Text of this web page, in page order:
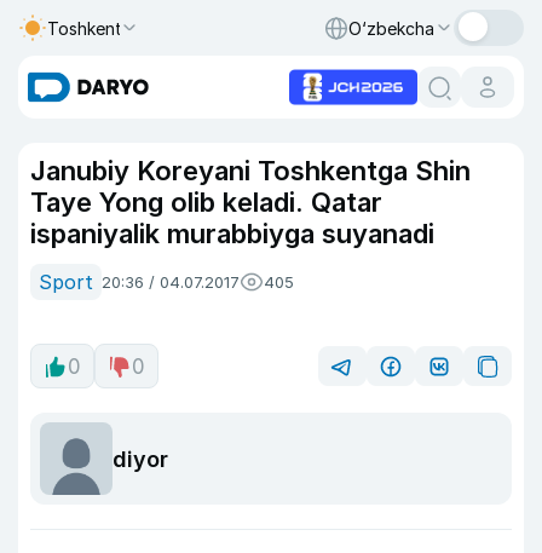
Toshkent O‘zbekcha
Janubiy Koreyani Toshkentga Shin
Taye Yong olib keladi. Qatar
ispaniyalik murabbiyga suyanadi
Sport 20:36 / 04.07.2017 405
0 0
diyor